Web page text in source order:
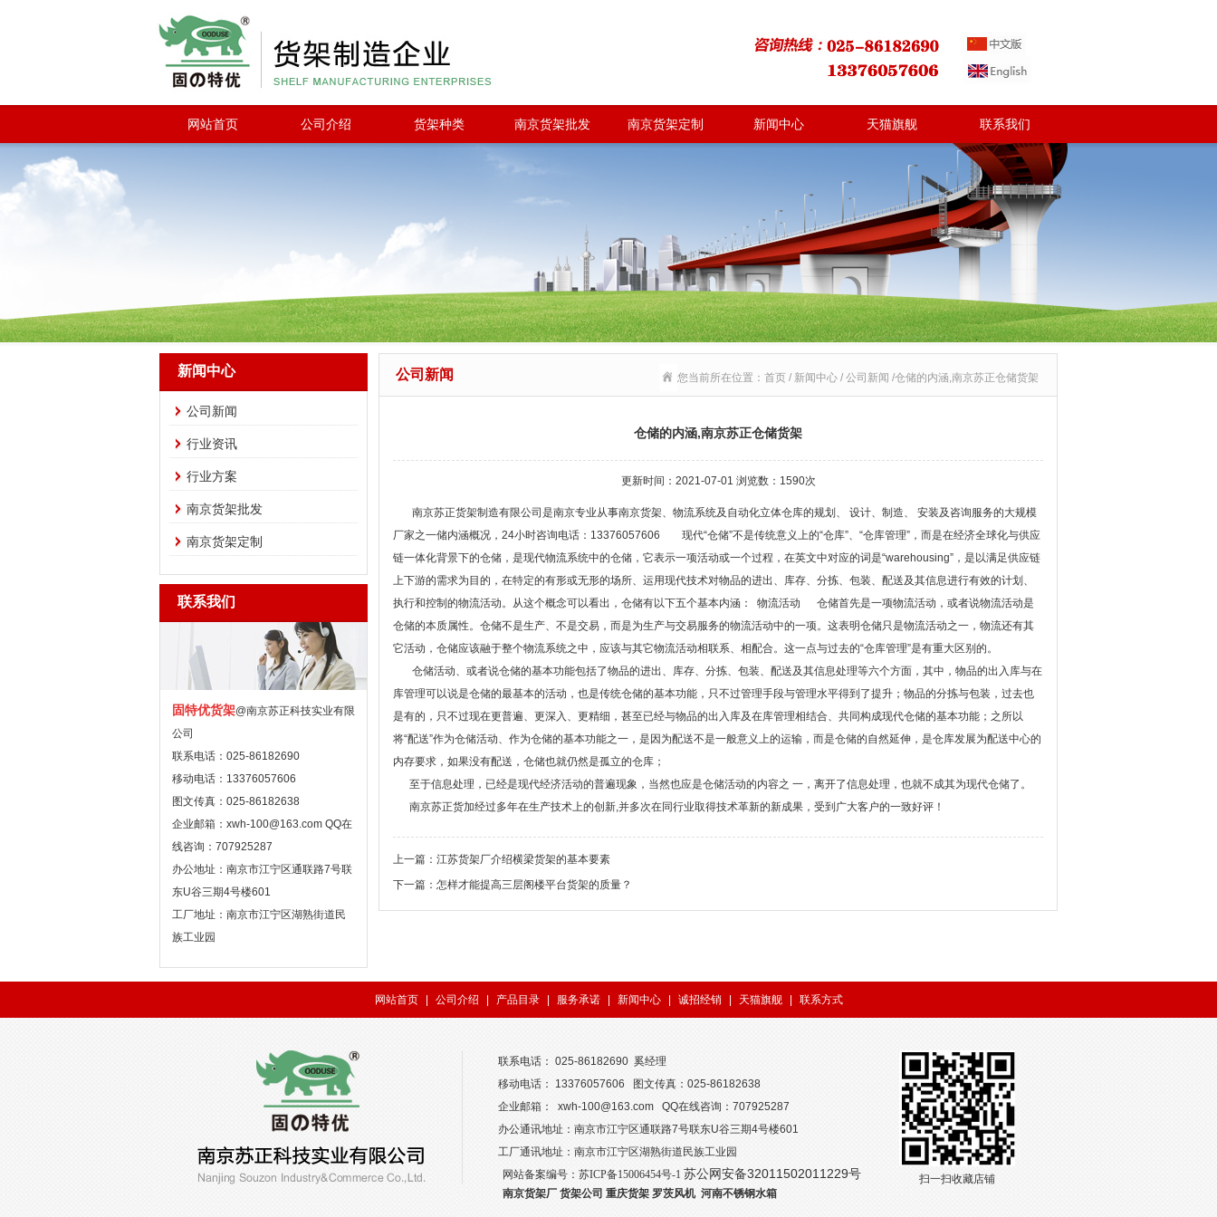
网站首页 公司介绍 货架种类 南京货架批发 南京货架定制 新闻中心 天猫旗舰 联系我们
新闻中心
公司新闻
行业资讯
行业方案
南京货架批发
南京货架定制
联系我们
固特优货架@南京苏正科技实业有限
公司
联系电话：025-86182690
移动电话：13376057606
图文传真：025-86182638
企业邮箱：xwh-100@163.com QQ在
线咨询：707925287
办公地址：南京市江宁区通联路7号联
东U谷三期4号楼601
工厂地址：南京市江宁区湖熟街道民
族工业园
公司新闻 您当前所在位置：首页 / 新闻中心 / 公司新闻 /仓储的内涵,南京苏正仓储货架
仓储的内涵,南京苏正仓储货架
更新时间：2021-07-01 浏览数： 1590次
南京苏正货架制造有限公司是南京专业从事南京货架、物流系统及自动化立体仓库的规划、 设计、制造、 安装及咨询服务的大规模
厂家之一储内涵概况，24小时咨询电话：13376057606 现代“仓储”不是传统意义上的“仓库”、“仓库管理”，而是在经济全球化与供应
链一体化背景下的仓储，是现代物流系统中的仓储，它表示一项活动或一个过程，在英文中对应的词是“warehousing”，是以满足供应链
上下游的需求为目的，在特定的有形或无形的场所、运用现代技术对物品的进出、库存、分拣、包装、配送及其信息进行有效的计划、
执行和控制的物流活动。从这个概念可以看出，仓储有以下五个基本内涵： 物流活动 仓储首先是一项物流活动，或者说物流活动是
仓储的本质属性。仓储不是生产、不是交易，而是为生产与交易服务的物流活动中的一项。这表明仓储只是物流活动之一，物流还有其
它活动，仓储应该融于整个物流系统之中，应该与其它物流活动相联系、相配合。这一点与过去的“仓库管理”是有重大区别的。
仓储活动、或者说仓储的基本功能包括了物品的进出、库存、分拣、包装、配送及其信息处理等六个方面，其中，物品的出入库与在
库管理可以说是仓储的最基本的活动，也是传统仓储的基本功能，只不过管理手段与管理水平得到了提升；物品的分拣与包装，过去也
是有的，只不过现在更普遍、更深入、更精细，甚至已经与物品的出入库及在库管理相结合、共同构成现代仓储的基本功能；之所以
将“配送”作为仓储活动、作为仓储的基本功能之一，是因为配送不是一般意义上的运输，而是仓储的自然延伸，是仓库发展为配送中心的
内存要求，如果没有配送，仓储也就仍然是孤立的仓库；
至于信息处理，已经是现代经济活动的普遍现象，当然也应是仓储活动的内容之 一，离开了信息处理，也就不成其为现代仓储了。
南京苏正货加经过多年在生产技术上的创新,并多次在同行业取得技术革新的新成果，受到广大客户的一致好评！
上一篇： 江苏货架厂介绍横梁货架的基本要素
下一篇： 怎样才能提高三层阁楼平台货架的质量？
网站首页 公司介绍 产品目录 服务承诺 新闻中心 诚招经销 天猫旗舰 联系方式
联系电话： 025-86182690 奚经理
移动电话： 13376057606 图文传真：025-86182638
企业邮箱： xwh-100@163.com QQ在线咨询：707925287
办公通讯地址：南京市江宁区通联路7号联东U谷三期4号楼601
工厂通讯地址：南京市江宁区湖熟街道民族工业园
网站备案编号： 苏ICP备15006454号-1 苏公网安备32011502011229号
南京货架厂 货架公司 重庆货架 罗茨风机 河南不锈钢水箱
扫一扫收藏店铺